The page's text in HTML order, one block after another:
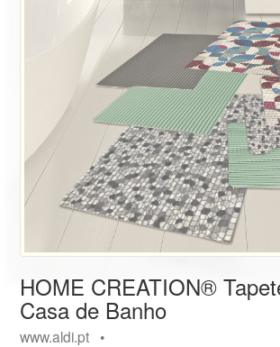
HOME CREATION®
Casa de Banho
www.aldi.pt •